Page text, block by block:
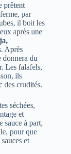
prêtent
par
il boit les
après une
Après
donnera du
Les falafels,
ils
des crudités.
séchées,
et
sauce à part,
pour que
et